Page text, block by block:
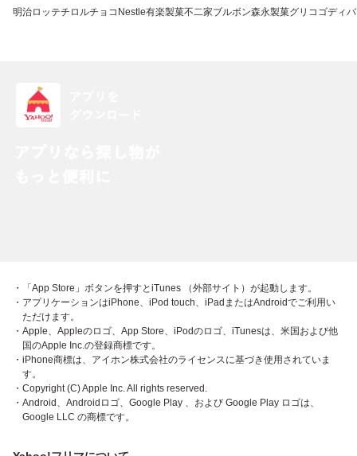
明治ロッテチロルチョコ Nestle有楽製菓不二家ブルボン森永製菓グリコ ゴディバ
・「App Store」ボタンを押すとiTunes （外部サイト）が起動します。
・アプリケーションはiPhone、iPod touch、iPadまたはAndroidでご利用い
ただけます。
・Apple、Appleのロゴ、App Store、iPodのロゴ、iTunesは、米国および他
国のApple Inc.の登録商標です。
・iPhone商標は、アイホン株式会社のライセンスに基づき使用されていま
す。
・Copyright (C) Apple Inc. All rights reserved.
・Android、Androidロゴ、Google Play 、および Google Play ロゴは、
Google LLC の商標です。